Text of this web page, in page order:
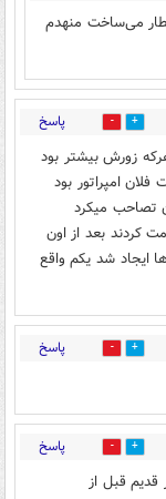
می‌ساخت منهدم
7 پاسخ
زورش بیشتر بود
امپراتور بود
تصاحب میکرد
حکومت کردند بعد از اون
ایجاد شد یکم واقع
3 پاسخ
4 پاسخ
قبل از